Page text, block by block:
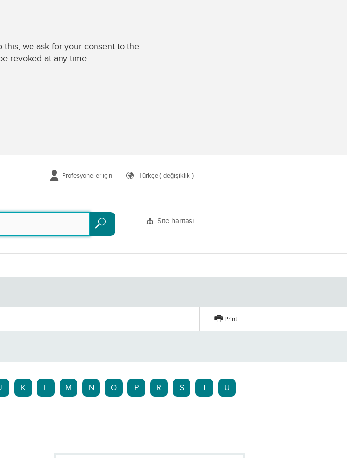
this, we ask for your consent to the
revoked at any time.
Profesyoneller için Türkçe ( değişiklik )
Search
Search
Site haritası
Print
K L M N O P R S T U